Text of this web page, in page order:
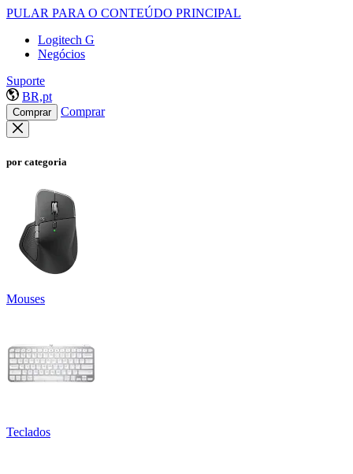
PULAR PARA O CONTEÚDO PRINCIPAL
Logitech G
Negócios
Suporte
BR,pt
Comprar Comprar
por categoria
Mouses
Teclados